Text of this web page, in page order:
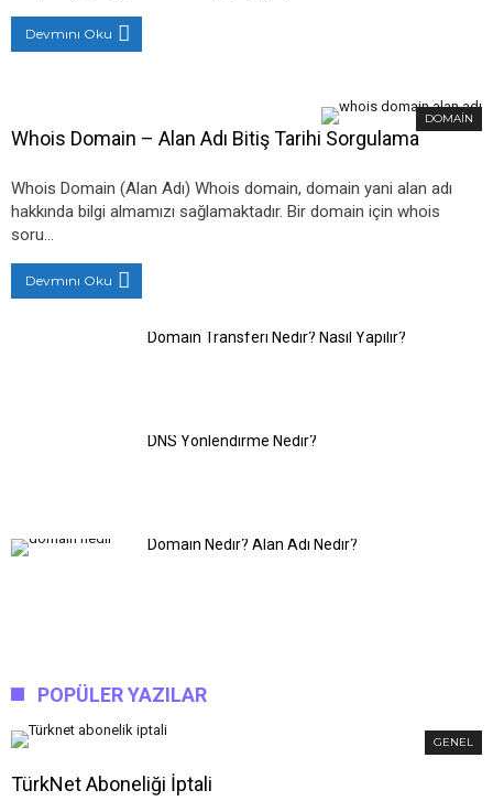
Devmını Oku
DOMAIN
Whois Domain – Alan Adı Bitiş Tarihi Sorgulama
Whois Domain (Alan Adı) Whois domain, domain yani alan adı
hakkında bilgi almamızı sağlamaktadır. Bir domain için whois
soru…
Devmını Oku
Domain Transferi Nedir? Nasıl Yapılır?
DNS Yönlendirme Nedir?
Domain Nedir? Alan Adı Nedir?
POPÜLER YAZILAR
GENEL
TürkNet Aboneliği İptali